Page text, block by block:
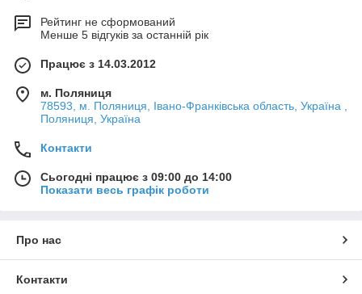
Рейтинг не сформований
Менше 5 відгуків за останній рік
Працює з 14.03.2012
м. Поляниця
78593, м. Поляниця, Івано-Франківська область, Україна ,
Поляниця, Україна
Контакти
Сьогодні працює з 09:00 до 14:00
Показати весь графік роботи
Про нас
Контакти